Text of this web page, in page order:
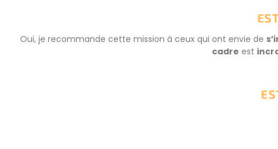
Oui, je recommande cette mission à ceux qui ont envie de
cadre est